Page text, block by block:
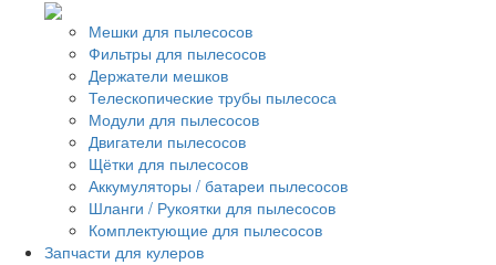
Мешки для пылесосов
Фильтры для пылесосов
Держатели мешков
Телескопические трубы пылесоса
Модули для пылесосов
Двигатели пылесосов
Щётки для пылесосов
Аккумуляторы / батареи пылесосов
Шланги / Рукоятки для пылесосов
Комплектующие для пылесосов
Запчасти для кулеров